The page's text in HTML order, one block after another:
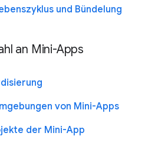
und Bündelung
an Mini-Apps
von Mini-Apps
der Mini-App